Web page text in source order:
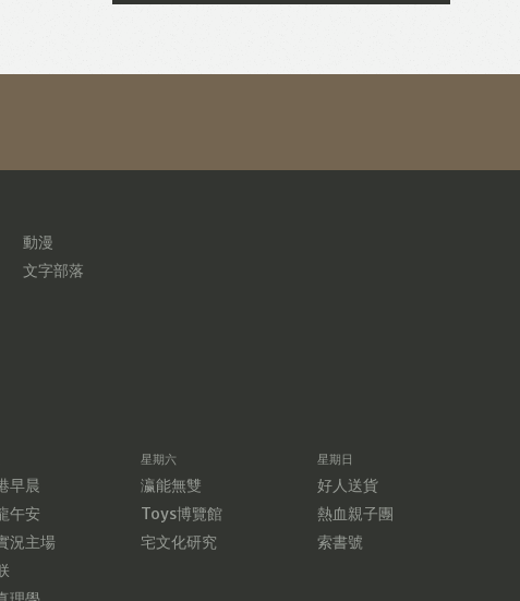
動漫
文字部落
早晨
午安
況主場
星期六
瀛能無雙
Toys博覽館
宅文化研究
星期日
好人送貨
熱血親子團
索書號